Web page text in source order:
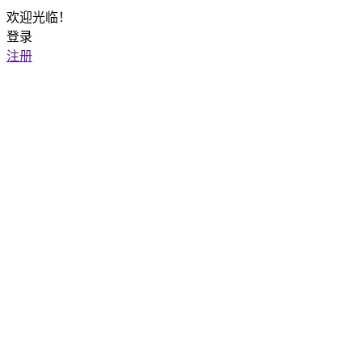
欢迎光临！
登录
注册